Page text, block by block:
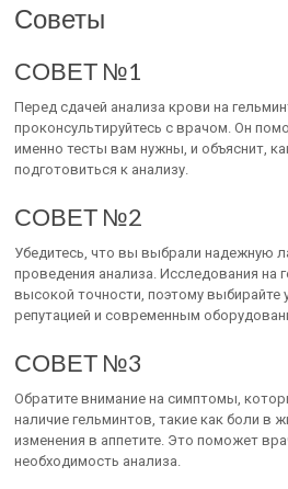
Советы
СОВЕТ №1
Перед сдачей анализа крови на
проконсультируйтесь с врачом. Он
именно тесты вам нужны, и объяснит,
подготовиться к анализу.
СОВЕТ №2
Убедитесь, что вы выбрали надежную
проведения анализа. Исследования на
высокой точности, поэтому выбирайте
репутацией и современным
СОВЕТ №3
Обратите внимание на симптомы,
наличие гельминтов, такие как боли в
изменения в аппетите. Это поможет
необходимость анализа.